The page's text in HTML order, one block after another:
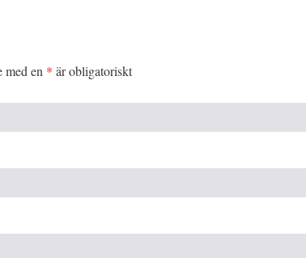
med en * är obligatoriskt